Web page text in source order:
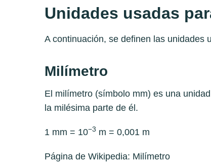
Unidades usadas
A continuación, se definen las unidades
Milímetro
El milímetro (símbolo mm) es una
la milésima parte de él.
1 mm = 10−3 m = 0,001 m
Página de Wikipedia: Milímetro